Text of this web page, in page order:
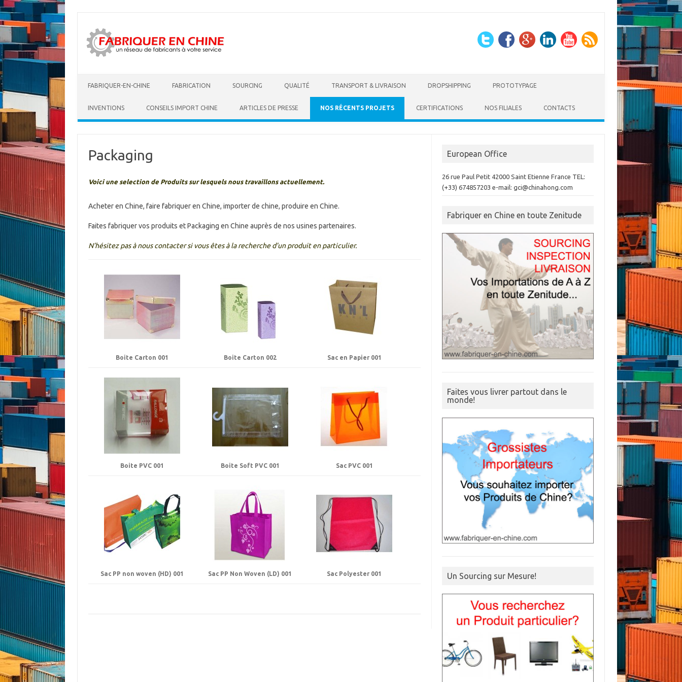
FABRIQUER-EN-CHINE FABRICATION SOURCING QUALITÉ TRANSPORT & LIVRAISON DROPSHIPPING PROTOTYPAGE
INVENTIONS CONSEILS IMPORT CHINE ARTICLES DE PRESSE NOS RÉCENTS PROJETS CERTIFICATIONS NOS FILIALES CONTACTS
Packaging
Voici une selection de Produits sur lesquels nous travaillons actuellement.
Acheter en Chine, faire fabriquer en Chine, importer de chine, produire en Chine.
Faites fabriquer vos produits et Packaging en Chine auprès de nos usines partenaires.
N’hésitez pas à nous contacter si vous êtes à la recherche d’un produit en particulier.
Boite Carton 001 Boite Carton 002 Sac en Papier 001
Boite PVC 001 Boite Soft PVC 001 Sac PVC 001
Sac PP non woven (HD) 001 Sac PP Non Woven (LD) 001 Sac Polyester 001
European Office
26 rue Paul Petit 42000 Saint Etienne France TEL:
(+33) 674857203 e-mail: gci@chinahong.com
Fabriquer en Chine en toute Zenitude
Faites vous livrer partout dans le
monde!
Un Sourcing sur Mesure!